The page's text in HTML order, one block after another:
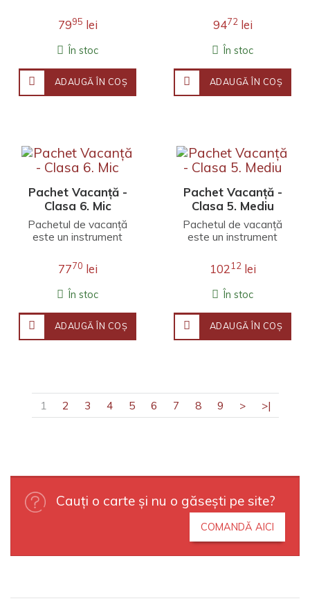
părinților și oferă o
incursiune în lumea e..
7995 lei
În stoc
ADAUGĂ ÎN COŞ
părinților și oferă o
incursiune în lumea e..
9472lei
În stoc
ADAUGĂ ÎN COŞ
Pachet Vacanță -
Clasa 6. Mic
Pachetul de vacanță
este un instrument
părinților și oferă o
incursiune în lumea e..
7770 lei
În stoc
ADAUGĂ ÎN COŞ
Pachet Vacanță -
Clasa 5. Mediu
Pachetul de vacanță
este un instrument
părinților și oferă o
incursiune în lumea e..
10212lei
În stoc
ADAUGĂ ÎN COŞ
1 2 3 4 5 6 7 8 9 > >|
Cauți o carte și nu o găsești pe site?
COMANDĂ AICI